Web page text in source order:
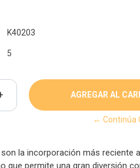
K40203
5
← Continúa
son la incorporación más reciente
que permite una gran diversión